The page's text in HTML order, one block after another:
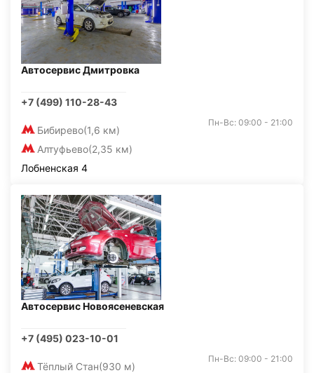
Автосервис Дмитровка
+7 (499) 110-28-43
Бибирево(1,6 км)
Алтуфьево(2,35 км)
Пн-Вс: 09:00 - 21:00
Лобненская 4
Автосервис Новоясеневская
+7 (495) 023-10-01
Тёплый Стан(930 м)
Пн-Вс: 09:00 - 21:00